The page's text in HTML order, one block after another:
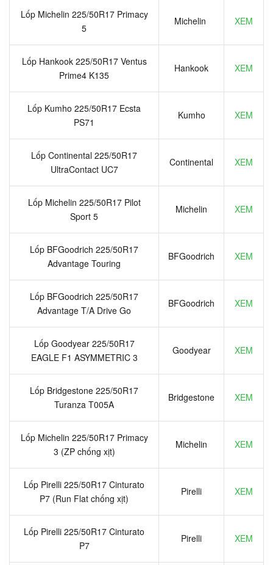
Lốp Michelin 225/50R17 Primacy
5
Michelin XEM
Lốp Hankook 225/50R17 Ventus
Prime4 K135
Hankook XEM
Lốp Kumho 225/50R17 Ecsta
PS71
Kumho XEM
Lốp Continental 225/50R17
UltraContact UC7
Continental XEM
Lốp Michelin 225/50R17 Pilot
Sport 5
Michelin XEM
Lốp BFGoodrich 225/50R17
Advantage Touring
BFGoodrich XEM
Lốp BFGoodrich 225/50R17
Advantage T/A Drive Go
BFGoodrich XEM
Lốp Goodyear 225/50R17
EAGLE F1 ASYMMETRIC 3
Goodyear XEM
Lốp Bridgestone 225/50R17
Turanza T005A
Bridgestone XEM
Lốp Michelin 225/50R17 Primacy
3 (ZP chống xịt)
Michelin XEM
Lốp Pirelli 225/50R17 Cinturato
P7 (Run Flat chống xịt)
Pirelli XEM
Lốp Pirelli 225/50R17 Cinturato
P7
Pirelli XEM